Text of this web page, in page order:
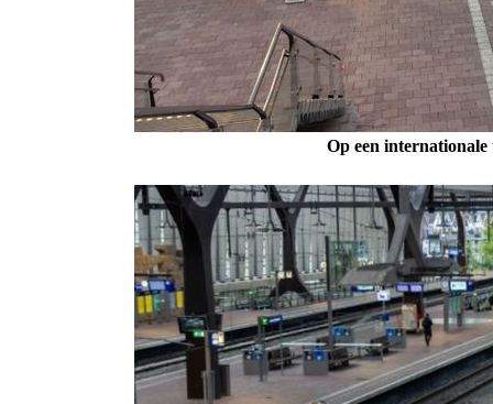
Op een